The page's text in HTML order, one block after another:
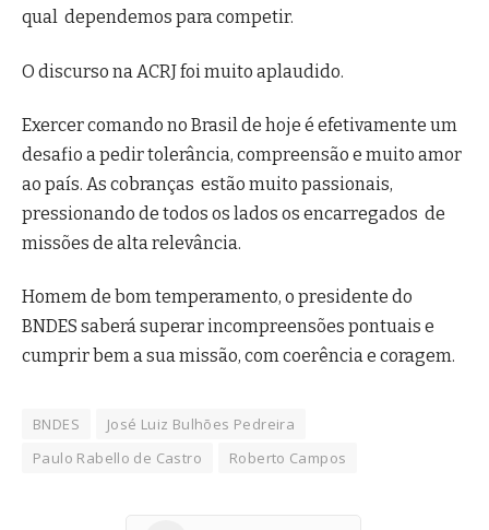
qual dependemos para competir.
O discurso na ACRJ foi muito aplaudido.
Exercer comando no Brasil de hoje é efetivamente um
desafio a pedir tolerância, compreensão e muito amor
ao país. As cobranças estão muito passionais,
pressionando de todos os lados os encarregados de
missões de alta relevância.
Homem de bom temperamento, o presidente do
BNDES saberá superar incompreensões pontuais e
cumprir bem a sua missão, com coerência e coragem.
BNDES
José Luiz Bulhões Pedreira
Paulo Rabello de Castro
Roberto Campos